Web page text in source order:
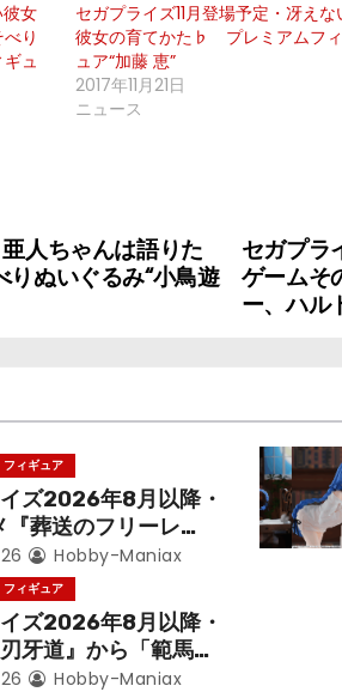
女
り
ュ
セガプライズ11月登場予定・冴えな
彼女の育てかた♭ プレミアムフ
ュア“加藤 恵”
2017年11月21日
ニュース
セガプラ
ゲームそ
ー、ハル
人ちゃんは語りた
ぬいぐるみ“小鳥遊
フィギュア
ズ2026年8月以降・
『葬送のフリーレ
300年働くことにな
た「フリーレン」を
Hobby-Maniax
フィギュア
ズ2026年8月以降・
牙道』から「範馬勇
場ッッ!!
Hobby-Maniax